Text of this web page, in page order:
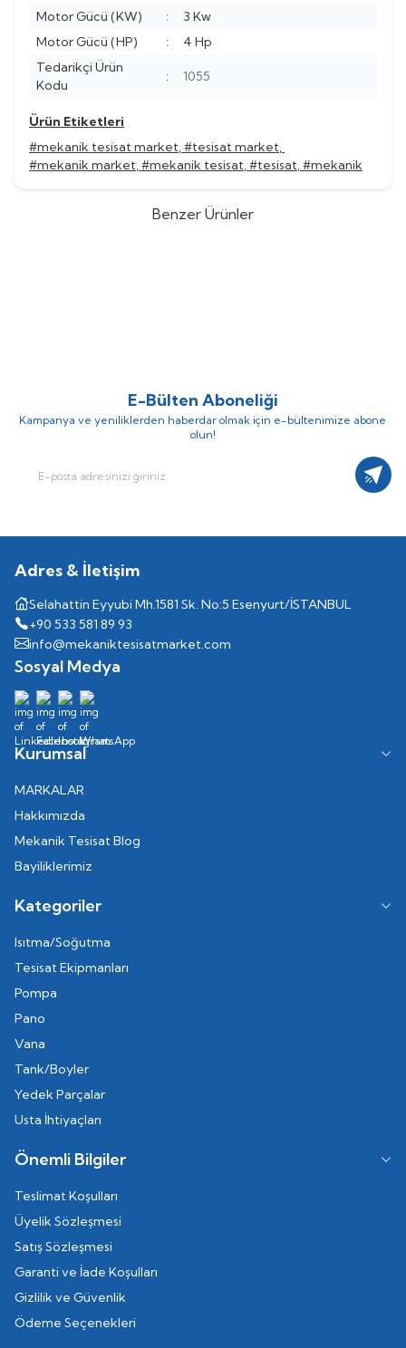
Motor Gücü (KW)
:
3 Kw
Motor Gücü (HP)
:
4 Hp
Tedarikçi Ürün
Kodu
: 1055
Ürün Etiketleri
#mekanik tesisat market,#tesisat market,
#mekanik market,#mekanik tesisat,#tesisat,#mekanik
Benzer Ürünler
E-Bülten Aboneliği
Kampanya ve yeniliklerden haberdar olmak için e-bültenimize abone
olun!
Adres & İletişim
Selahattin Eyyubi Mh.1581 Sk. No:5 Esenyurt/İSTANBUL
+90 533 581 89 93
info@mekaniktesisatmarket.com
Sosyal Medya
Kurumsal
MARKALAR
Hakkımızda
Mekanik Tesisat Blog
Bayiliklerimiz
Kategoriler
Isıtma/Soğutma
Tesisat Ekipmanları
Pompa
Pano
Vana
Tank/Boyler
Yedek Parçalar
Usta İhtiyaçları
Önemli Bilgiler
Teslimat Koşulları
Üyelik Sözleşmesi
Satış Sözleşmesi
Garanti ve İade Koşulları
Gizlilik ve Güvenlik
Ödeme Seçenekleri